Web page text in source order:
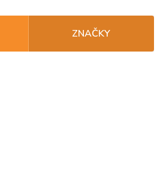
ZNAČKY